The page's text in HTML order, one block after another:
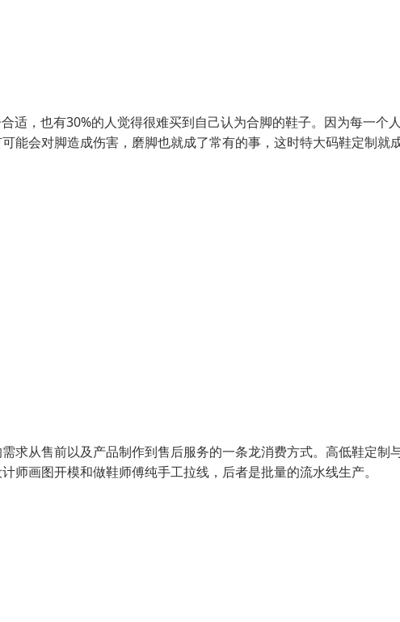
，也有30%的人觉得很难买到自己认为合脚的鞋子。因为每一个
能会对脚造成伤害，磨脚也就成了常有的事，这时特大码鞋定制就
从售前以及产品制作到售后服务的一条龙消费方式。高低鞋定制
计师画图开模和做鞋师傅纯手工拉线，后者是批量的流水线生产